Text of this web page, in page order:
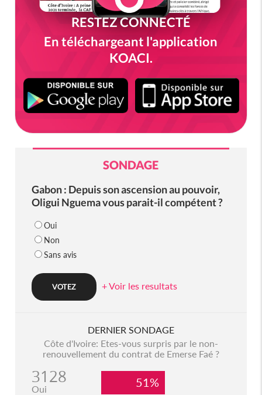
RESTEZ CONNECTÉ
En téléchargeant l'application
KOACI.
SONDAGE
Gabon : Depuis son ascension au pouvoir,
Oligui Nguema vous parait-il compétent ?
Oui
Non
Sans avis
+ Voir les resultats
DERNIER SONDAGE
Côte d'Ivoire: Etes-vous surpris par le non-
renouvellement du contrat de Emerse Faé ?
3128
Oui 51%